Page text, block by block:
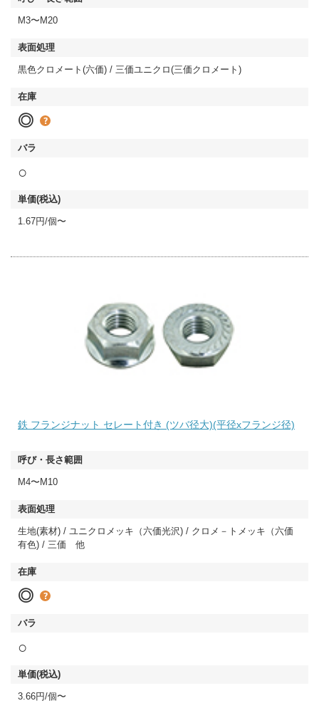
M3〜M20
黒色クロメート(六価) / 三価ユニクロ(三価クロメート)
◎
○
1.67円/個〜
鉄 フランジナット セレート付き (ツバ径大)(平径xフランジ径)
M4〜M10
生地(素材) / ユニクロメッキ（六価光沢) / クロメ－トメッキ（六価
有色) / 三価 他
◎
○
3.66円/個〜